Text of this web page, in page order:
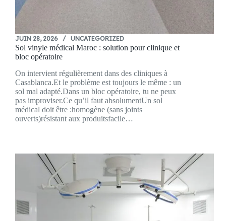
JUIN 28, 2026 UNCATEGORIZED
Sol vinyle médical Maroc : solution pour clinique et
bloc opératoire
On intervient régulièrement dans des cliniques à
Casablanca.Et le problème est toujours le même : un
sol mal adapté.Dans un bloc opératoire, tu ne peux
pas improviser.Ce qu’il faut absolumentUn sol
médical doit être :homogène (sans joints
ouverts)résistant aux produitsfacile…